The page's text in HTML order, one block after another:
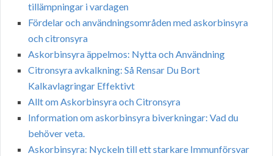
tillämpningar i vardagen
Fördelar och användningsområden med askorbinsyra
och citronsyra
Askorbinsyra äppelmos: Nytta och Användning
Citronsyra avkalkning: Så Rensar Du Bort
Kalkavlagringar Effektivt
Allt om Askorbinsyra och Citronsyra
Information om askorbinsyra biverkningar: Vad du
behöver veta.
Askorbinsyra: Nyckeln till ett starkare Immunförsvar